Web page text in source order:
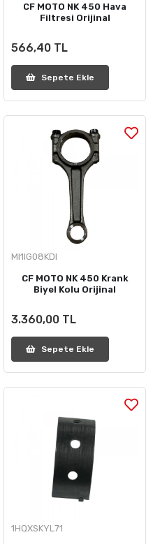
CF MOTO NK 450 Hava
Filtresi Orijinal
566,40 TL
Sepete Ekle
MI1IG08KDI
CF MOTO NK 450 Krank
Biyel Kolu Orijinal
3.360,00 TL
Sepete Ekle
1HQXSKYL71